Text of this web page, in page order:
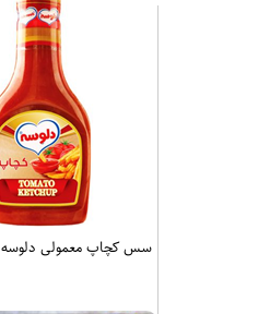
سس کچاپ معمولی دلوسه 450 گرمی